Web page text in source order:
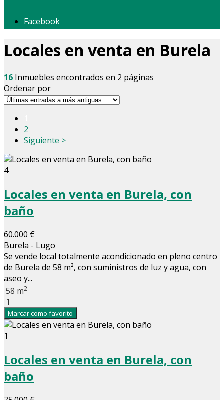
Facebook
Locales en venta en Burela
16 Inmuebles encontrados en 2 páginas
Ordenar por
2
Siguiente >
4
Locales en venta en Burela, con
baño
60.000 €
Burela - Lugo
Se vende local totalmente acondicionado en pleno centro
de Burela de 58 m², con suministros de luz y agua, con
aseo y...
58 m2
1
Marcar como favorito
1
Locales en venta en Burela, con
baño